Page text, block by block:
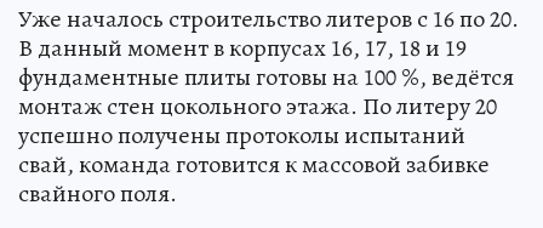
Уже началось строительство литеров c 16 по 20.
В данный момент в корпусах 16, 17, 18 и 19
фундаментные плиты готовы на 100 %, ведётся
монтаж стен цокольного этажа. По литеру 20
успешно получены протоколы испытаний
свай, команда готовится к массовой забивке
свайного поля.